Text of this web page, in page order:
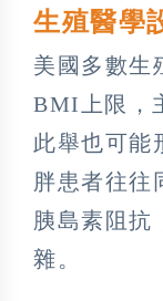
生殖醫學
美國多數生
BMI上限，
此舉也可能
胖患者往往
胰島素阻抗
雜。